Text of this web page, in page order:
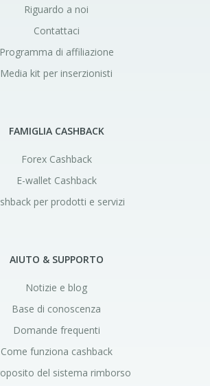
Riguardo a noi
Contattaci
Programma di affiliazione
Media kit per inserzionisti
FAMIGLIA CASHBACK
Forex Cashback
E-wallet Cashback
per prodotti e servizi
AIUTO & SUPPORTO
Notizie e blog
Base di conoscenza
Domande frequenti
Come funziona cashback
del sistema rimborso